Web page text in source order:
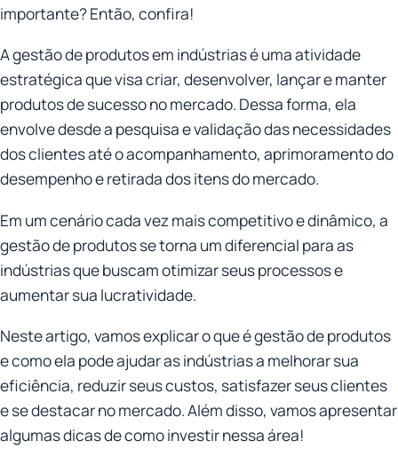
importante? Então, confira!
A gestão de produtos em indústrias é uma atividade
estratégica que visa criar, desenvolver, lançar e manter
produtos de sucesso no mercado. Dessa forma, ela
envolve desde a pesquisa e validação das necessidades
dos clientes até o acompanhamento, aprimoramento do
desempenho e retirada dos itens do mercado.
Em um cenário cada vez mais competitivo e dinâmico, a
gestão de produtos se torna um diferencial para as
indústrias que buscam otimizar seus processos e
aumentar sua lucratividade.
Neste artigo, vamos explicar o que é gestão de produtos
e como ela pode ajudar as indústrias a melhorar sua
eficiência, reduzir seus custos, satisfazer seus clientes
e se destacar no mercado. Além disso, vamos apresentar
algumas dicas de como investir nessa área!